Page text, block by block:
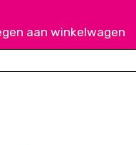
aan winkelwagen